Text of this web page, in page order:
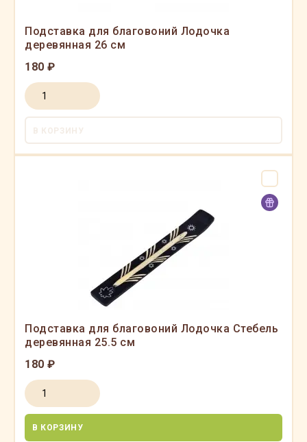
Подставка для благовоний Лодочка
деревянная 26 см
180 ₽
В КОРЗИНУ
Подставка для благовоний Лодочка Стебель
деревянная 25.5 см
180 ₽
В КОРЗИНУ